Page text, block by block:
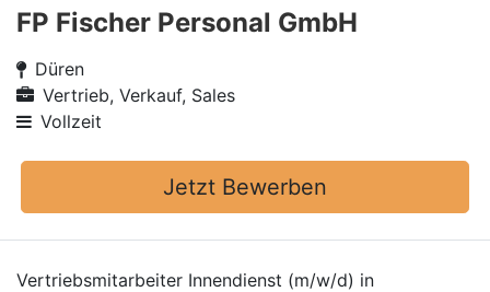
FP Fischer Personal GmbH
Düren
Vertrieb, Verkauf, Sales
Vollzeit
Jetzt Bewerben
Vertriebsmitarbeiter Innendienst (m/w/d) in